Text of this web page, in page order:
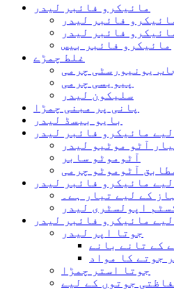
مائیکرو فائبر لیدر
فائبر لیدر
فائبر لیدر
مائیکرو فائبر بیس
غلط چمڑے
یونیورسٹی چرمی
پیویسی چرمی
سلیکون لیدر
پانی پر مبنی چمڑا
بایو بیسڈ لیدر
مائیکرو فائبر لیدر
آٹو موٹیو لیدر
آٹوموٹو سابر
آٹوموٹو چرمی
مائیکرو فائبر لیدر
کے لیے تیار ہے۔
اپولسٹری لیدر
مائیکرو فائبر لیدر
جوتا اپر لیدر
کے تانے بانے
جوتے کا مواد
جوتا استر چمڑا